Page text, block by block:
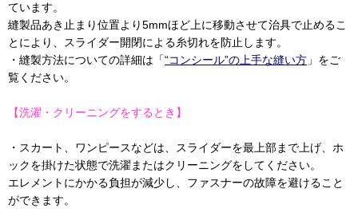
ています。
縫製品あき止まり位置より5mmほど上に移動させて治具で止めるこ
とにより、スライダー開閉による糸切れを防止します。
・縫製方法についての詳細は「“コンシール”の上手な縫い方 」をご
覧ください。
【洗濯・クリーニングをするとき】
・スカート、ワンピースなどは、スライダーを最上部まで上げ、ホ
ックを掛けた状態で洗濯またはクリーニングをしてください。
エレメントにかかる負担が減少し、ファスナーの故障を避けること
ができます。